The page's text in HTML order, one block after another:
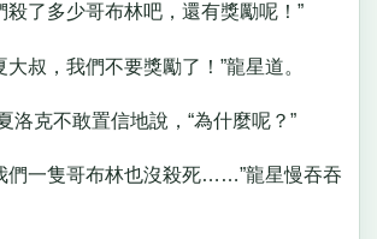
殺了多少哥布林吧，還有獎勵呢！”
叔，我們不要獎勵了！”龍星道。
克不敢置信地說，“為什麼呢？”
一隻哥布林也沒殺死……”龍星慢吞吞